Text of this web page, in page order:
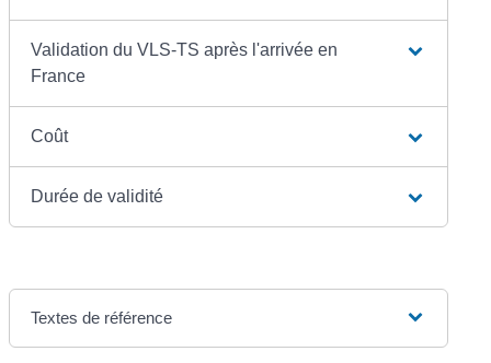
Validation du VLS-TS après l'arrivée en
France
Coût
Durée de validité
Textes de référence